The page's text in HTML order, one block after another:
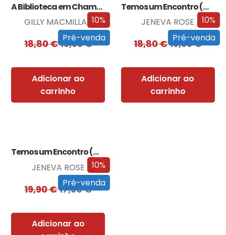
10%
Pré-venda
A Biblioteca em Chamas
GILLY MACMILLAN
18,80€16,93€
Adicionar ao
carrinho
10%
Pré-venda
Temos um Encontro (Outra Vez)
JENEVA ROSE
18,80€16,93€
Adicionar ao
carrinho
10%
Pré-venda
Temos um Encontro (Outra Vez) – Edição…
JENEVA ROSE
19,90€17,90€
Adicionar ao